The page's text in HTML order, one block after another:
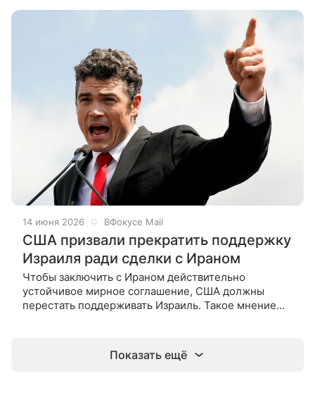
14 июня 2026 ВФокусе Mail
США призвали прекратить поддержку
Израиля ради сделки с Ираном
Чтобы заключить с Ираном действительно
устойчивое мирное соглашение, США должны
перестать поддерживать Израиль. Такое мнение
Показать ещё